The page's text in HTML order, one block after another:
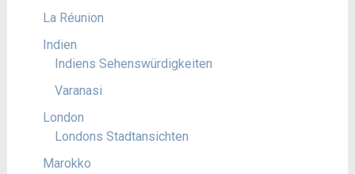
La Réunion
Indien
Indiens Sehenswürdigkeiten
Varanasi
London
Londons Stadtansichten
Marokko